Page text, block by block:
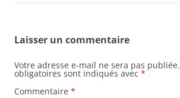
Laisser un commentaire
Votre adresse e-mail ne sera pas publiée.
obligatoires sont indiqués avec *
Commentaire *